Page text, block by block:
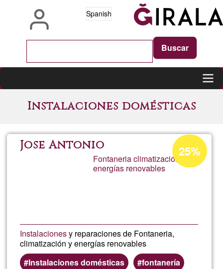
Spanish
Main
navigation
Instalaciones domésticas
Jose Antonio
Fontaneria climatización y
energías renovables
Instalacionesy reparaciones de Fontaneria,
climatización y energías renovables
Instalaciones domésticas
fontanería
Porcentaje
de
aceptación
25%